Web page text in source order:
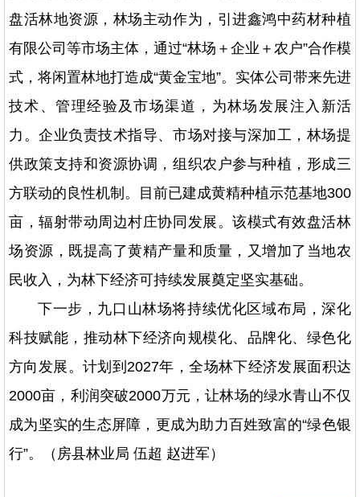
盘活林地资源，林场主动作为，引进鑫鸿中药材种植
有限公司等市场主体，通过“林场＋企业＋农户”合作模
式，将闲置林地打造成“黄金宝地”。实体公司带来先进
技术、管理经验及市场渠道，为林场发展注入新活
力。企业负责技术指导、市场对接与深加工，林场提
供政策支持和资源协调，组织农户参与种植，形成三
方联动的良性机制。目前已建成黄精种植示范基地300
亩，辐射带动周边村庄协同发展。该模式有效盘活林
场资源，既提高了黄精产量和质量，又增加了当地农
民收入，为林下经济可持续发展奠定坚实基础。
下一步，九口山林场将持续优化区域布局，深化
科技赋能，推动林下经济向规模化、品牌化、绿色化
方向发展。计划到2027年，全场林下经济发展面积达
2000亩，利润突破2000万元，让林场的绿水青山不仅
成为坚实的生态屏障，更成为助力百姓致富的“绿色银
行”。（房县林业局 伍超 赵进军）